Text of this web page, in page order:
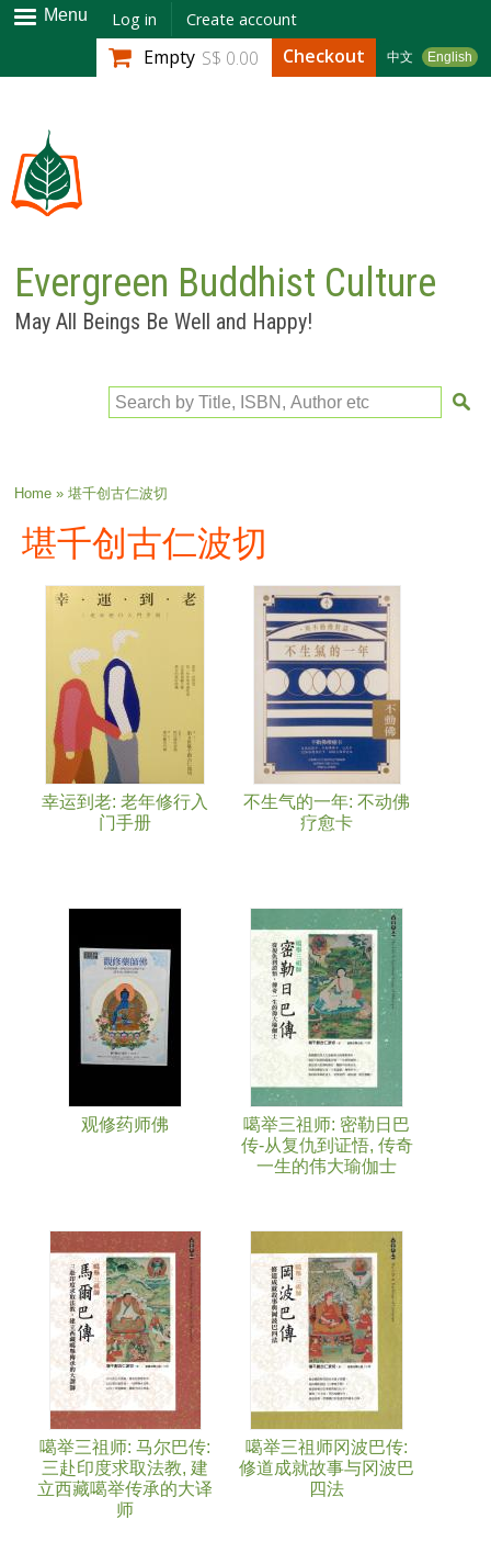
Skip to
main
content
Menu Log in Create account
中文 English
Empty S$ 0.00 Checkout
Evergreen Buddhist Culture
May All Beings Be Well and Happy!
Search by Title, ISBN, Author etc
You are here
Home» 堪千创古仁波切
堪千创古仁波切
幸运到老: 老年修行入
门手册
不生气的一年: 不动佛
疗愈卡
观修药师佛
噶举三祖师: 密勒日巴
传-从复仇到证悟, 传奇
一生的伟大瑜伽士
噶举三祖师: 马尔巴传:
三赴印度求取法教, 建
立西藏噶举传承的大译
师
噶举三祖师冈波巴传:
修道成就故事与冈波巴
四法